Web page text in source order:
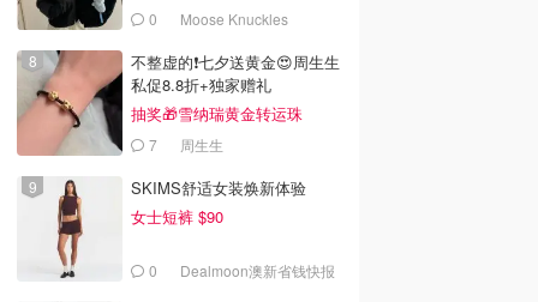
豹纹人
Peter Alexander 怪兽拖
0 Moose Knuckles
不整虚的❗️七夕送黄金😍周生生
私促8.8折+独家赠礼
抽奖🎁雪纳瑞黄金转运珠
7 周生生
SKIMS舒适女装焕新体验
女士短裤 $90
0 Dealmoon澳新省钱快报